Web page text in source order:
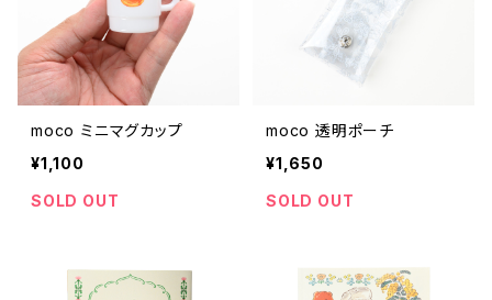
moco ミニマグカップ
¥1,100
SOLD OUT
moco 透明ポーチ
¥1,650
SOLD OUT